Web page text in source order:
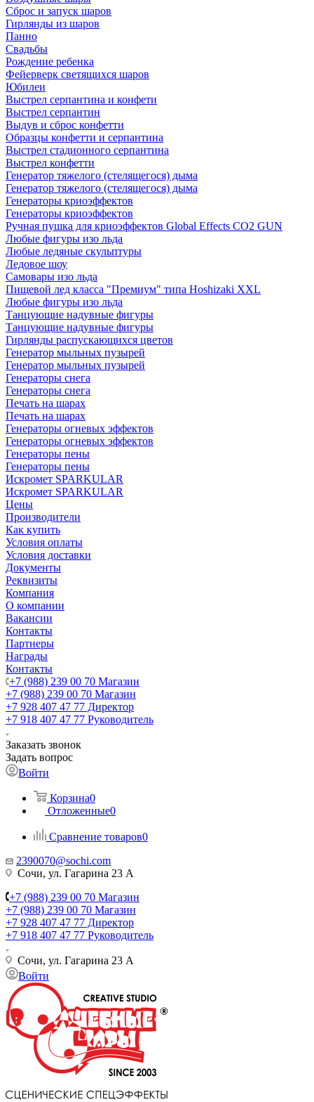
Сброс и запуск шаров
Гирлянды из шаров
Панно
Свадьбы
Рождение ребенка
Фейерверк светящихся шаров
Юбилеи
Выстрел серпантина и конфети
Выстрел серпантин
Выдув и сброс конфетти
Образцы конфетти и серпантина
Выстрел стадионного серпантина
Выстрел конфетти
Генератор тяжелого (стелящегося) дыма
Генератор тяжелого (стелящегося) дыма
Генераторы криоэффектов
Генераторы криоэффектов
Ручная пушка для криоэффектов Global Effects CO2 GUN
Любые фигуры изо льда
Любые ледяные скульптуры
Ледовое шоу
Самовары изо льда
Пищевой лед класса "Премиум" типа Hoshizaki XXL
Любые фигуры изо льда
Танцующие надувные фигуры
Танцующие надувные фигуры
Гирлянды распускающихся цветов
Генератор мыльных пузырей
Генератор мыльных пузырей
Генераторы снега
Генераторы снега
Печать на шарах
Печать на шарах
Генераторы огневых эффектов
Генераторы огневых эффектов
Генераторы пены
Генераторы пены
Искромет SPARKULAR
Искромет SPARKULAR
Цены
Производители
Как купить
Условия оплаты
Условия доставки
Документы
Реквизиты
Компания
О компании
Вакансии
Контакты
Партнеры
Награды
Контакты
+7 (988) 239 00 70 Магазин
+7 (988) 239 00 70 Магазин
+7 928 407 47 77 Директор
+7 918 407 47 77 Руководитель
Заказать звонок
Задать вопрос
Войти
Корзина0
Отложенные0
Сравнение товаров0
2390070@sochi.com
Сочи, ул. Гагарина 23 А
+7 (988) 239 00 70 Магазин
+7 (988) 239 00 70 Магазин
+7 928 407 47 77 Директор
+7 918 407 47 77 Руководитель
Сочи, ул. Гагарина 23 А
Войти